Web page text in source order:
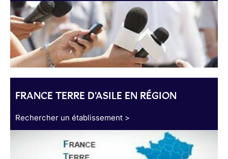
FRANCE TERRE D'ASILE EN RÉGION
Rechercher un établissement >